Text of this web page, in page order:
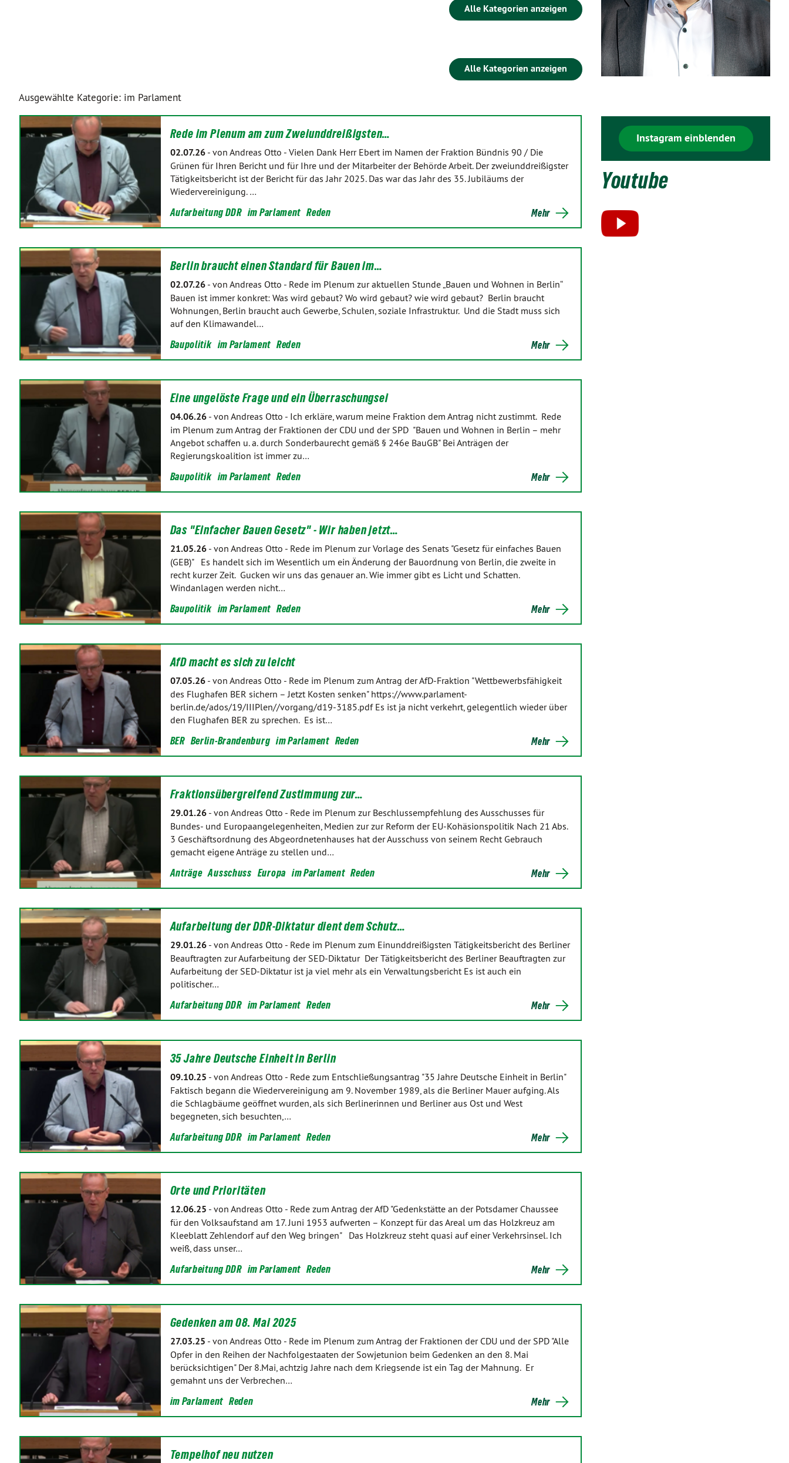
Alle Kategorien anzeigen
Alle Kategorien anzeigen
Ausgewählte Kategorie: im Parlament
Rede im Plenum am zum Zweiunddreißigsten…
02.07.26- von Andreas Otto - Vielen Dank Herr Ebert im Namen der Fraktion Bündnis 90 / Die
Grünen für Ihren Bericht und für Ihre und der Mitarbeiter der Behörde Arbeit. Der zweiunddreißigster
Tätigkeitsbericht ist der Bericht für das Jahr 2025. Das war das Jahr des 35. Jubiläums der
Wiedervereinigung. …
Aufarbeitung DDR im Parlament Reden Mehr
Berlin braucht einen Standard für Bauen im…
02.07.26- von Andreas Otto - Rede im Plenum zur aktuellen Stunde „Bauen und Wohnen in Berlin“
Bauen ist immer konkret: Was wird gebaut? Wo wird gebaut? wie wird gebaut? Berlin braucht
Wohnungen, Berlin braucht auch Gewerbe, Schulen, soziale Infrastruktur. Und die Stadt muss sich
auf den Klimawandel…
Baupolitik im Parlament Reden Mehr
Eine ungelöste Frage und ein Überraschungsei
04.06.26- von Andreas Otto - Ich erkläre, warum meine Fraktion dem Antrag nicht zustimmt. Rede
im Plenum zum Antrag der Fraktionen der CDU und der SPD "Bauen und Wohnen in Berlin – mehr
Angebot schaffen u. a. durch Sonderbaurecht gemäß § 246e BauGB" Bei Anträgen der
Regierungskoalition ist immer zu…
Baupolitik im Parlament Reden Mehr
Das "Einfacher Bauen Gesetz" - Wir haben jetzt…
21.05.26- von Andreas Otto - Rede im Plenum zur Vorlage des Senats "Gesetz für einfaches Bauen
(GEB)" Es handelt sich im Wesentlich um ein Änderung der Bauordnung von Berlin, die zweite in
recht kurzer Zeit. Gucken wir uns das genauer an. Wie immer gibt es Licht und Schatten.
Windanlagen werden nicht…
Baupolitik im Parlament Reden Mehr
AfD macht es sich zu leicht
07.05.26- von Andreas Otto - Rede im Plenum zum Antrag der AfD-Fraktion "Wettbewerbsfähigkeit
des Flughafen BER sichern – Jetzt Kosten senken" https://www.parlament-
berlin.de/ados/19/IIIPlen//vorgang/d19-3185.pdf Es ist ja nicht verkehrt, gelegentlich wieder über
den Flughafen BER zu sprechen. Es ist…
BER Berlin-Brandenburg im Parlament Reden Mehr
Fraktionsübergreifend Zustimmung zur…
29.01.26- von Andreas Otto - Rede im Plenum zur Beschlussempfehlung des Ausschusses für
Bundes- und Europaangelegenheiten, Medien zur zur Reform der EU-Kohäsionspolitik Nach 21 Abs.
3 Geschäftsordnung des Abgeordnetenhauses hat der Ausschuss von seinem Recht Gebrauch
gemacht eigene Anträge zu stellen und…
Anträge Ausschuss Europa im Parlament Reden Mehr
Aufarbeitung der DDR-Diktatur dient dem Schutz…
29.01.26- von Andreas Otto - Rede im Plenum zum Einunddreißigsten Tätigkeitsbericht des Berliner
Beauftragten zur Aufarbeitung der SED-Diktatur Der Tätigkeitsbericht des Berliner Beauftragten zur
Aufarbeitung der SED-Diktatur ist ja viel mehr als ein Verwaltungsbericht Es ist auch ein
politischer…
Aufarbeitung DDR im Parlament Reden Mehr
35 Jahre Deutsche Einheit in Berlin
09.10.25 - von Andreas Otto - Rede zum Entschließungsantrag "35 Jahre Deutsche Einheit in Berlin"
Faktisch begann die Wiedervereinigung am 9. November 1989, als die Berliner Mauer aufging. Als
die Schlagbäume geöffnet wurden, als sich Berlinerinnen und Berliner aus Ost und West
begegneten, sich besuchten,…
Aufarbeitung DDR im Parlament Reden Mehr
Orte und Prioritäten
12.06.25 - von Andreas Otto - Rede zum Antrag der AfD "Gedenkstätte an der Potsdamer Chaussee
für den Volksaufstand am 17. Juni 1953 aufwerten – Konzept für das Areal um das Holzkreuz am
Kleeblatt Zehlendorf auf den Weg bringen" Das Holzkreuz steht quasi auf einer Verkehrsinsel. Ich
weiß, dass unser…
Aufarbeitung DDR im Parlament Reden Mehr
Gedenken am 08. Mai 2025
27.03.25 - von Andreas Otto - Rede im Plenum zum Antrag der Fraktionen der CDU und der SPD "Alle
Opfer in den Reihen der Nachfolgestaaten der Sowjetunion beim Gedenken an den 8. Mai
berücksichtigen" Der 8.Mai, achtzig Jahre nach dem Kriegsende ist ein Tag der Mahnung. Er
gemahnt uns der Verbrechen…
im Parlament Reden Mehr
Tempelhof neu nutzen
Instagram einblenden
Youtube